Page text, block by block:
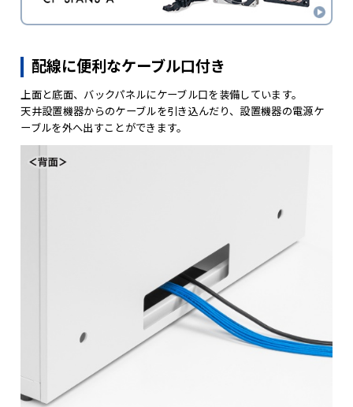
配線に便利なケーブル口付き
上面と底面、バックパネルにケーブル口を装備しています。
天井設置機器からのケーブルを引き込んだり、設置機器の電源ケ
ーブルを外へ出すことができます。